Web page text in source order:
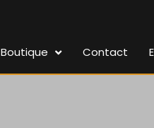
Boutique Contact